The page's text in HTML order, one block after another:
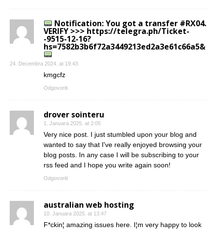
Notification: You got a transfer #RX04.
VERIFY >>> https://telegra.ph/Ticket-
-9515-12-16?
hs=7582b3b6f72a3449213ed2a3e61c66a5&
24. Decembra 2024. at 19:43
kmgcfz
Odgovoriti
drover sointeru
1. Januara 2025. at 2:05
Very nice post. I just stumbled upon your blog and
wanted to say that I've really enjoyed browsing your
blog posts. In any case I will be subscribing to your
rss feed and I hope you write again soon!
Odgovoriti
australian web hosting
10. Januara 2025. at 13:47
F*ckin¦ amazing issues here. I¦m very happy to look